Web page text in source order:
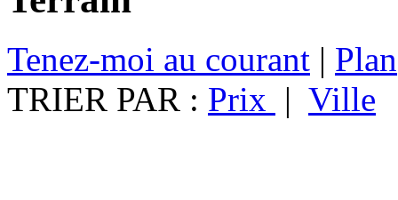
Tenez-moi au courant | Plan
TRIER PAR : Prix | Ville